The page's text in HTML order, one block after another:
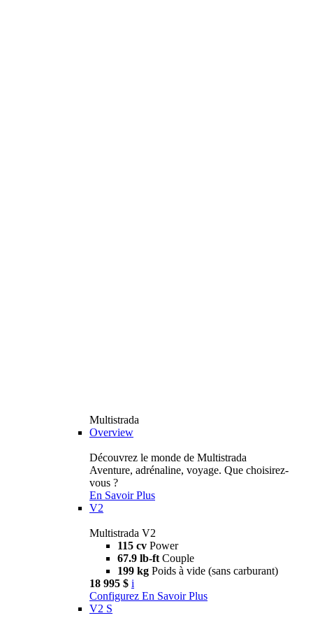
Multistrada
Overview
Découvrez le monde de Multistrada
Aventure, adrénaline, voyage. Que choisirez-
vous ?
En Savoir Plus
V2
Multistrada V2
115 cv Power
67.9 lb-ft Couple
199 kg Poids à vide (sans carburant)
18 995 $ i
Configurez En Savoir Plus
V2 S